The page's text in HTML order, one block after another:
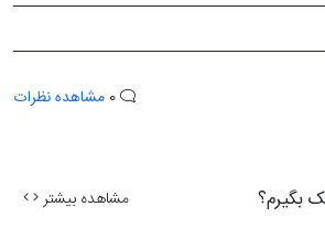
مشاهده نظرات
بگیرم؟ مشاهده بیشتر